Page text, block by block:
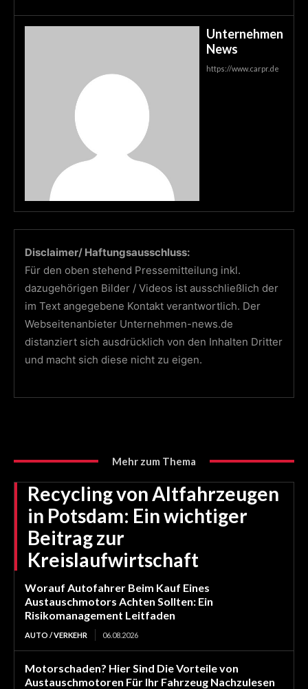
Unternehmen
News
https://www.carpr.de
Disclaimer/ Haftungsausschluss:
Für den oben stehend Pressemitteilung inkl.
dazugehörigen Bilder / Videos ist ausschließlich der
im Text angegebene Kontakt verantwortlich. Der
Webseitenanbieter Unternehmen-news.de
distanziert sich ausdrücklich von den Inhalten Dritter
und macht sich diese nicht zu eigen.
Mehr zum Thema
Recycling von Altfahrzeugen
in Potsdam: Ein wichtiger
Beitrag zur
Kreislaufwirtschaft
Worauf Autofahrer Beim Kauf Eines
Austauschmotors Achten Sollten: Ein
Risikomanagement Leitfaden
AUTO / VERKEHR 06.08.2026
Motorschaden? Hier Sind Die Vorteile von
Austauschmotoren Für Ihr Fahrzeug Nachzulesen